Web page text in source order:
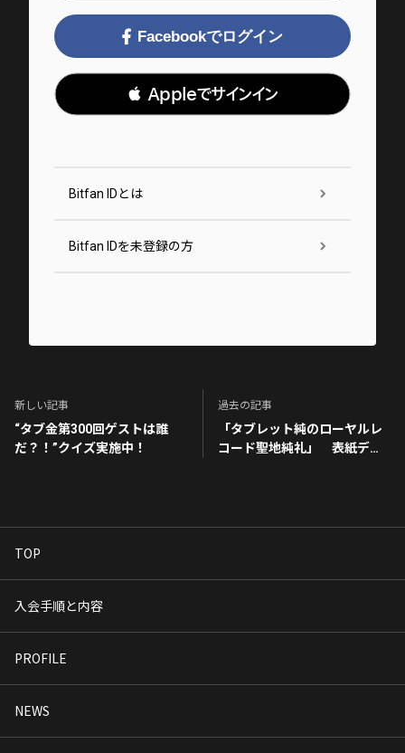
Facebookでログイン
 Appleでサインイン
Bitfan IDとは
Bitfan IDを未登録の方
新しい記事
“タブ金第300回ゲストは誰
だ？！”クイズ実施中！
過去の記事
「タブレット純のローヤルレ
コード聖地純礼」 表紙デザ
TOP
入会手順と内容
PROFILE
NEWS